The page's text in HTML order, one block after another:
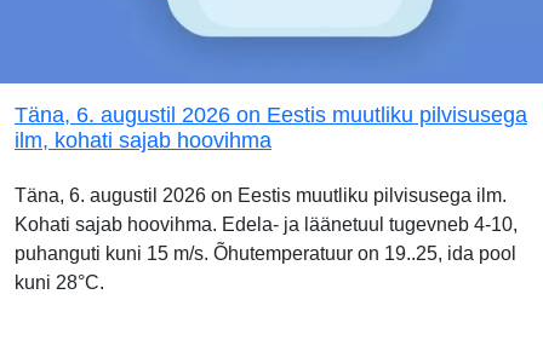
Täna, 6. augustil 2026 on Eestis muutliku pilvisusega
ilm, kohati sajab hoovihma
Täna, 6. augustil 2026 on Eestis muutliku pilvisusega ilm.
Kohati sajab hoovihma. Edela- ja läänetuul tugevneb 4-10,
puhanguti kuni 15 m/s. Õhutemperatuur on 19..25, ida pool
kuni 28°C.